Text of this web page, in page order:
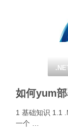
如何yum
1 基础知识 1.1
一个 …